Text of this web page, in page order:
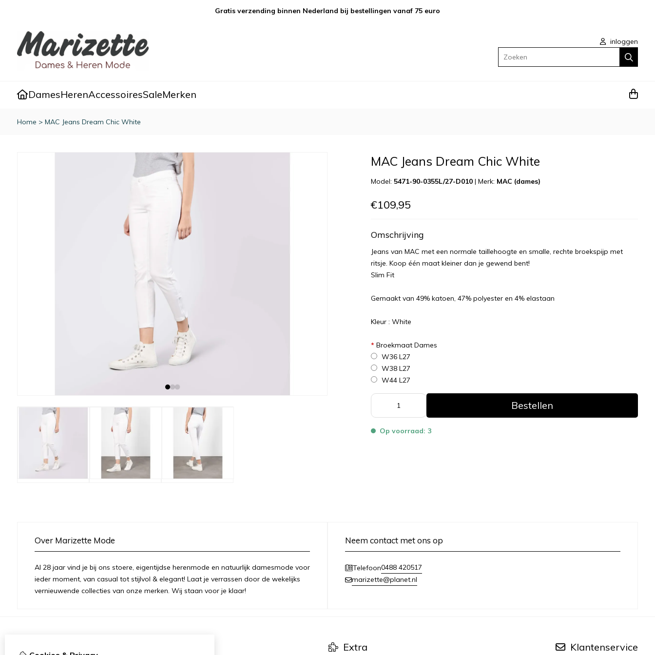
Gratis verzending binnen Nederland bij bestellingen vanaf 75 euro
inloggen
Zoeken
DamesHerenAccessoiresSaleMerken
Home > MAC Jeans Dream Chic White
MAC Jeans Dream Chic White
Model:5471-90-0355L/27-D010 |Merk: MAC (dames)
€109,95
Omschrijving
Jeans van MAC met een normale taillehoogte en smalle, rechte broekspijp met
ritsje. Koop één maat kleiner dan je gewend bent!
Slim Fit​​​​​​
Gemaakt van 49% katoen, 47% polyester en 4% elastaan
Kleur : White
* Broekmaat Dames
W36 L27
W38 L27
W44 L27
Bestellen
Op voorraad: 3
Over Marizette Mode
Al 28 jaar vind je bij ons stoere, eigentijdse herenmode en natuurlijk damesmode voor
ieder moment, van casual tot stijlvol & elegant! Laat je verrassen door de wekelijks
vernieuwende collecties van onze merken. Wij staan voor je klaar!
Neem contact met ons op
Telefoon0488 420517
marizette@planet.nl
Extra Klantenservice